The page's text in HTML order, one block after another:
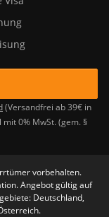
(Versandfrei ab 39€ in
0% MwSt. (gem. §
vorbehalten.
Angebot gültig auf
Deutschland,